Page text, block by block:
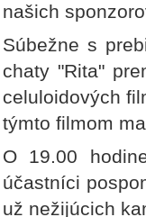
našich
Súbežne s
chaty "Rita"
celuloidových
týmto filmom
O 19.00
účastníci
už nežijúcich